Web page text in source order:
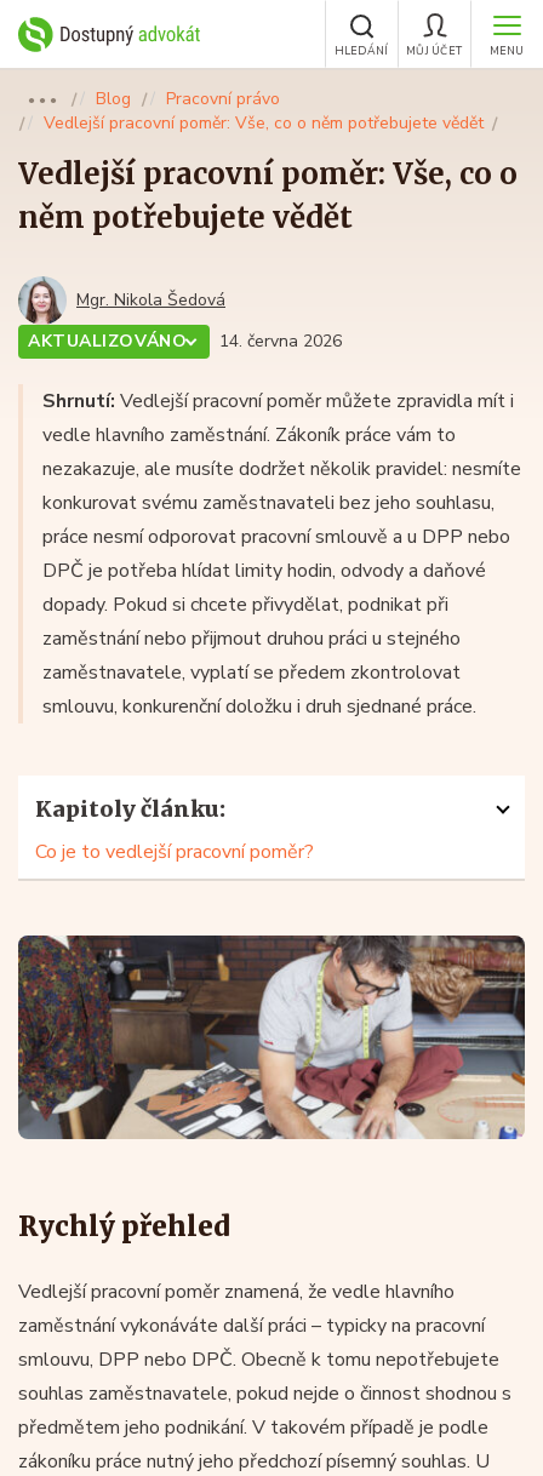
MENU
MŮJ ÚČET
HLEDÁNÍ
●●● Blog
Pracovní právo
Vedlejší pracovní poměr: Vše, co o něm potřebujete vědět
Vedlejší pracovní poměr: Vše, co o
něm potřebujete vědět
Mgr. Nikola Šedová
AKTUALIZOVÁNO
14. června 2026
Shrnutí: Vedlejší pracovní poměr můžete zpravidla mít i
vedle hlavního zaměstnání. Zákoník práce vám to
nezakazuje, ale musíte dodržet několik pravidel: nesmíte
konkurovat svému zaměstnavateli bez jeho souhlasu,
práce nesmí odporovat pracovní smlouvě a u DPP nebo
DPČ je potřeba hlídat limity hodin, odvody a daňové
dopady. Pokud si chcete přivydělat, podnikat při
zaměstnání nebo přijmout druhou práci u stejného
zaměstnavatele, vyplatí se předem zkontrolovat
smlouvu, konkurenční doložku i druh sjednané práce.
Kapitoly článku:
Co je to vedlejší pracovní poměr?
Rychlý přehled
Vedlejší pracovní poměr znamená, že vedle hlavního
zaměstnání vykonáváte další práci – typicky na pracovní
smlouvu, DPP nebo DPČ. Obecně k tomu nepotřebujete
souhlas zaměstnavatele, pokud nejde o činnost shodnou s
předmětem jeho podnikání. V takovém případě je podle
zákoníku práce nutný jeho předchozí písemný souhlas. U